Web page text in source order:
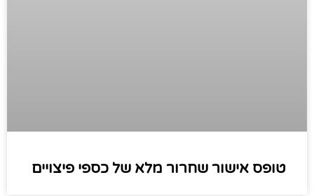
טופס אישור שחרור מלא של כספי פיצויים